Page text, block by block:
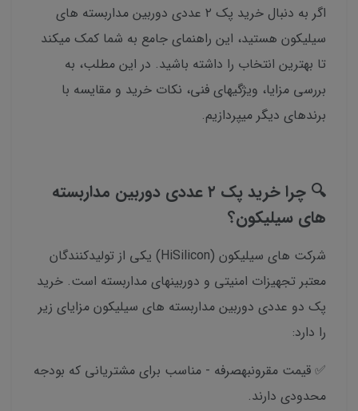
اگر به دنبال خرید پک ۲ عددی دوربین مداربسته های
سیلیکون هستید، این راهنمای جامع به شما کمک میکند
تا بهترین انتخاب را داشته باشید. در این مطلب، به
بررسی مزایا، ویژگیهای فنی، نکات خرید و مقایسه با
برندهای دیگر میپردازیم.
🔍 چرا خرید پک ۲ عددی دوربین مداربسته
های سیلیکون؟
شرکت های سیلیکون (HiSilicon) یکی از تولیدکنندگان
معتبر تجهیزات امنیتی و دوربینهای مداربسته است. خرید
پک دو عددی دوربین مداربسته های سیلیکون مزایای زیر
را دارد:
✅ قیمت مقرونبهصرفه - مناسب برای مشتریانی که بودجه
محدودی دارند.